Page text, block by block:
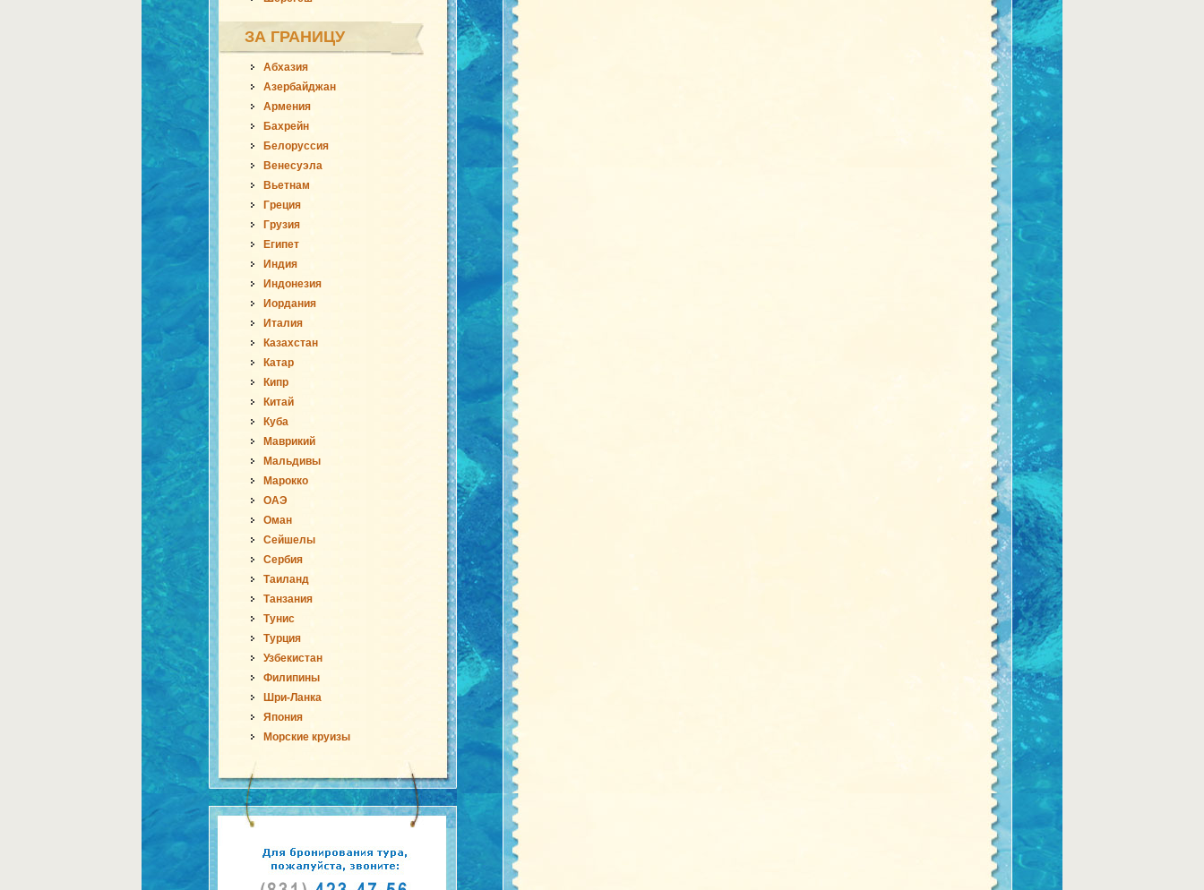
ЗА ГРАНИЦУ
Абхазия
Азербайджан
Армения
Бахрейн
Белоруссия
Венесуэла
Вьетнам
Греция
Грузия
Египет
Индия
Индонезия
Иордания
Италия
Казахстан
Катар
Кипр
Китай
Куба
Маврикий
Мальдивы
Марокко
ОАЭ
Оман
Сейшелы
Сербия
Таиланд
Танзания
Тунис
Турция
Узбекистан
Филипины
Шри-Ланка
Япония
Морские круизы